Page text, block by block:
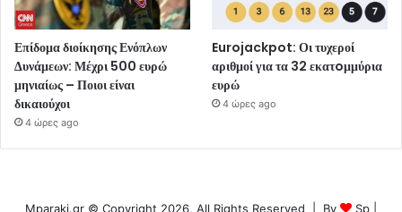
Επίδομα διοίκησης Ενόπλων
Δυνάμεων: Μέχρι 500 ευρώ
μηνιαίως – Ποιοι είναι
δικαιούχοι
4 ώρες ago
Eurojackpot: Οι τυχεροί
αριθμοί για τα 32 εκατoμμύρια
ευρώ
4 ώρες ago
Mparaki.gr © Copyright 2026, All Rights Reserved | By Sp